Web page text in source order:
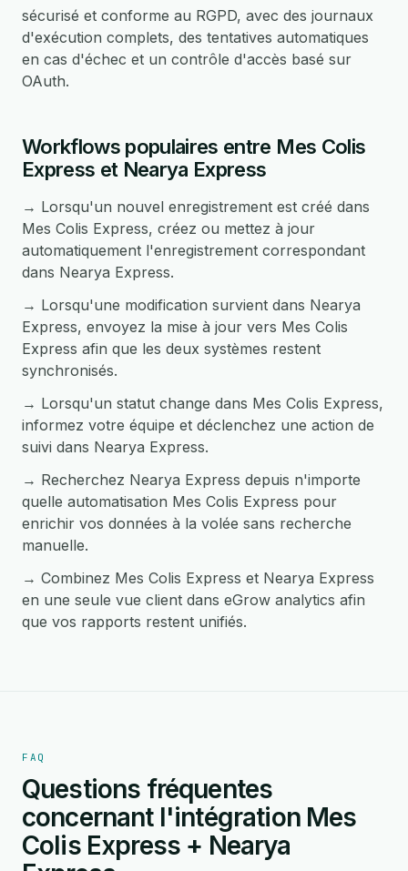
sécurisé et conforme au RGPD, avec des journaux
d'exécution complets, des tentatives automatiques
en cas d'échec et un contrôle d'accès basé sur
OAuth.
Workflows populaires entre Mes Colis
Express et Nearya Express
→ Lorsqu'un nouvel enregistrement est créé dans
Mes Colis Express, créez ou mettez à jour
automatiquement l'enregistrement correspondant
dans Nearya Express.
→ Lorsqu'une modification survient dans Nearya
Express, envoyez la mise à jour vers Mes Colis
Express afin que les deux systèmes restent
synchronisés.
→ Lorsqu'un statut change dans Mes Colis Express,
informez votre équipe et déclenchez une action de
suivi dans Nearya Express.
→ Recherchez Nearya Express depuis n'importe
quelle automatisation Mes Colis Express pour
enrichir vos données à la volée sans recherche
manuelle.
→ Combinez Mes Colis Express et Nearya Express
en une seule vue client dans eGrow analytics afin
que vos rapports restent unifiés.
FAQ
Questions fréquentes
concernant l'intégration Mes
Colis Express + Nearya